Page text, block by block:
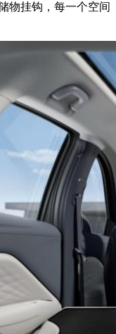
物挂钩，每一个空间